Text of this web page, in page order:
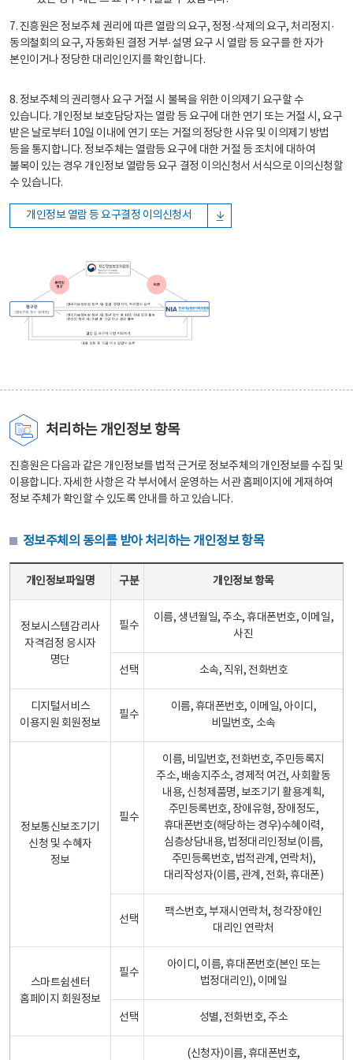
7. 진흥원은 정보주체 권리에 따른 열람의 요구, 정정·삭제의 요구, 처리정지·
동의철회의 요구, 자동화된 결정 거부·설명 요구 시 열람 등 요구를 한 자가
본인이거나 정당한 대리인인지를 확인합니다.
8. 정보주체의 권리행사 요구 거절 시 불복을 위한 이의제기 요구할 수
있습니다. 개인정보 보호담당자는 열람 등 요구에 대한 연기 또는 거절 시, 요구
받은 날로부터 10일 이내에 연기 또는 거절의 정당한 사유 및 이의제기 방법
등을 통지합니다. 정보주체는 열람등 요구에 대한 거절 등 조치에 대하여
불복이 있는 경우 개인정보 열람등 요구 결정 이의신청서 서식으로 이의신청할
수 있습니다.
개인정보 열람 등 요구결정 이의신청서
처리하는 개인정보 항목
진흥원은 다음과 같은 개인정보를 법적 근거로 정보주체의 개인정보를 수집 및
이용합니다. 자세한 사항은 각 부서에서 운영하는 서관 홈페이지에 게재하여
정보 주체가 확인할 수 있도록 안내를 하고 있습니다.
정보주체의 동의를 받아 처리하는 개인정보 항목
개인정보파일명 구분 개인정보 항목
정보시스템감리사
자격검정 응시자
명단
필수
이름, 생년월일, 주소, 휴대폰번호, 이메일,
사진
선택 소속, 직위, 전화번호
디지털서비스
이용지원 회원정보
필수
이름, 휴대폰번호, 이메일, 아이디,
비밀번호, 소속
정보통신보조기기
신청 및 수혜자
정보
필수
이름, 비밀번호, 전화번호, 주민등록지
주소, 배송지주소, 경제적 여건, 사회활동
내용, 신청제품명, 보조기기 활용계획,
주민등록번호, 장애유형, 장애정도,
휴대폰번호(해당하는 경우)수혜이력,
심층상담내용, 법정대리인정보(이름,
주민등록번호, 법적관계, 연락처),
대리작성자(이름, 관계, 전화, 휴대폰)
선택
팩스번호, 부재시연락처, 청각장애인
대리인 연락처
스마트쉼센터
홈페이지 회원정보
필수
아이디, 이름, 휴대폰번호(본인 또는
법정대리인), 이메일
선택 성별, 전화번호, 주소
(신청자)이름, 휴대폰번호,